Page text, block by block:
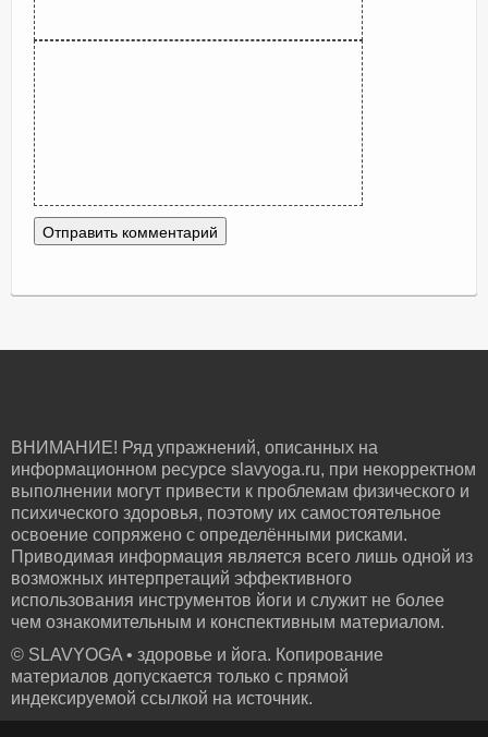
ВНИМАНИЕ! Ряд упражнений, описанных на
информационном ресурсе slavyoga.ru, при некорректном
выполнении могут привести к проблемам физического и
психического здоровья, поэтому их самостоятельное
освоение сопряжено с определёнными рисками.
Приводимая информация является всего лишь одной из
возможных интерпретаций эффективного
использования инструментов йоги и служит не более
чем ознакомительным и конспективным материалом.
© SLAVYOGA • здоровье и йога. Копирование
материалов допускается только с прямой
индексируемой ссылкой на источник.